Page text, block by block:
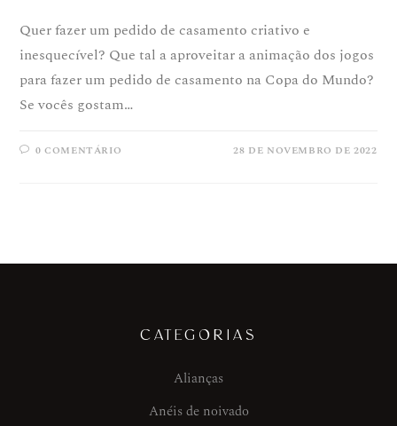
Quer fazer um pedido de casamento criativo e
inesquecível? Que tal a aproveitar a animação dos jogos
para fazer um pedido de casamento na Copa do Mundo?
Se vocês gostam…
0 COMENTÁRIO 28 DE NOVEMBRO DE 2022
CATEGORIAS
Alianças
Anéis de noivado